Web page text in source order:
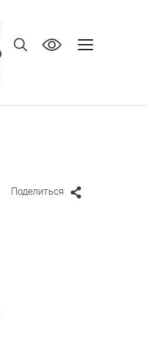
Поделиться